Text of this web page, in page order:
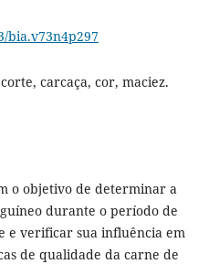
bia.v73n4p297
carcaça, cor, maciez.
o objetivo de determinar a
durante o período de
e verificar sua influência em
de qualidade da carne de